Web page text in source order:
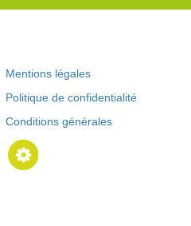
Mentions légales
Politique de confidentialité
Conditions générales